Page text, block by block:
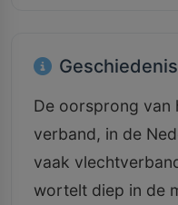
Geschiedenis
De oorsprong van
verband, in de
vaak
wortelt diep in de